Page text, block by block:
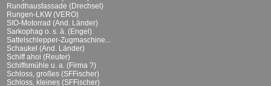
Rundhausfassade (Drechsel)
Rungen-LKW (VERO)
SIO-Motorrad (And. Länder)
Sarkophag o. s. ä. (Engel)
Sattelschlepper-Zugmaschine...
Schaukel (And. Länder)
Schiff ahoi (Reuter)
Schiffsmühle u. a. (Firma ?)
Schloss, großes (SFFischer)
Schloss, kleines (SFFischer)